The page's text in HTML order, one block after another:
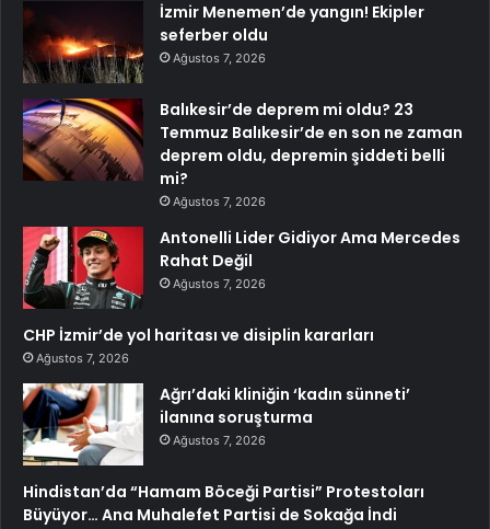
İzmir Menemen’de yangın! Ekipler
seferber oldu
Ağustos 7, 2026
Balıkesir’de deprem mi oldu? 23
Temmuz Balıkesir’de en son ne zaman
deprem oldu, depremin şiddeti belli
mi?
Ağustos 7, 2026
Antonelli Lider Gidiyor Ama Mercedes
Rahat Değil
Ağustos 7, 2026
CHP İzmir’de yol haritası ve disiplin kararları
Ağustos 7, 2026
Ağrı’daki kliniğin ‘kadın sünneti’
ilanına soruşturma
Ağustos 7, 2026
Hindistan’da “Hamam Böceği Partisi” Protestoları
Büyüyor… Ana Muhalefet Partisi de Sokağa İndi